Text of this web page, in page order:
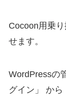
Cocoon用乗
せます。
WordPressの
グイン」 か